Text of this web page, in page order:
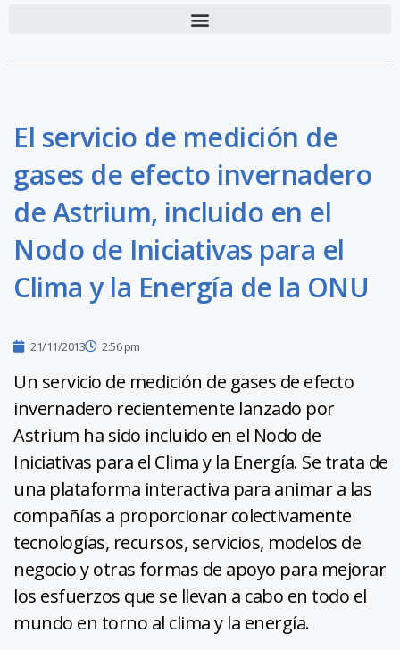
El servicio de medición de
gases de efecto invernadero
de Astrium, incluido en el
Nodo de Iniciativas para el
Clima y la Energía de la ONU
21/11/2013 2:56 pm
Un servicio de medición de gases de efecto
invernadero recientemente lanzado por
Astrium ha sido incluido en el Nodo de
Iniciativas para el Clima y la Energía. Se trata de
una plataforma interactiva para animar a las
compañías a proporcionar colectivamente
tecnologías, recursos, servicios, modelos de
negocio y otras formas de apoyo para mejorar
los esfuerzos que se llevan a cabo en todo el
mundo en torno al clima y la energía.